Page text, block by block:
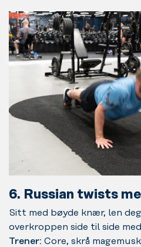
6. Russian twists
Sitt med bøyde knær, len
overkroppen side til side
Trener: Core, skrå